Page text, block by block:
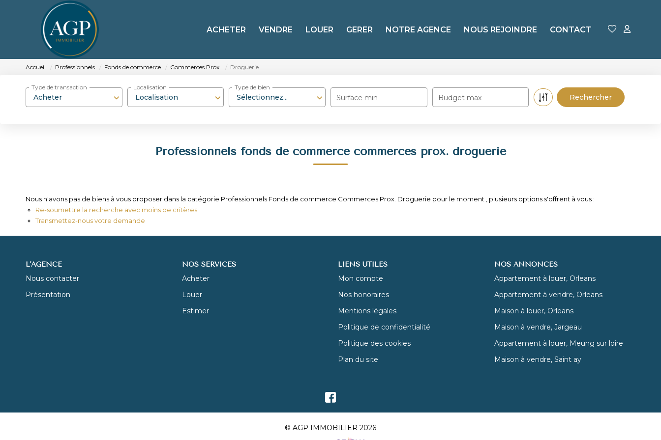
ACHETER VENDRE LOUER GERER NOTRE AGENCE NOUS REJOINDRE CONTACT
Accueil Professionnels Fonds de commerce Commerces Prox. Droguerie
Acheter
Type de transaction
Localisation
Localisation
Sélectionnez...
Type de bien
Surface min Budget max
Professionnels fonds de commerce commerces prox. droguerie
Nous n'avons pas de biens à vous proposer dans la catégorie Professionnels Fonds de commerce Commerces Prox. Droguerie pour le moment , plusieurs options s'offrent à vous :
Re-soumettre la recherche avec moins de critères.
Transmettez-nous votre demande
L'AGENCE
Nous contacter
Présentation
NOS SERVICES
Acheter
Louer
Estimer
LIENS UTILES
Mon compte
Nos honoraires
Mentions légales
Politique de confidentialité
Politique des cookies
Plan du site
NOS ANNONCES
Appartement à louer, Orleans
Appartement à vendre, Orleans
Maison à louer, Orleans
Maison à vendre, Jargeau
Appartement à louer, Meung sur loire
Maison à vendre, Saint ay
© AGP IMMOBILIER 2026